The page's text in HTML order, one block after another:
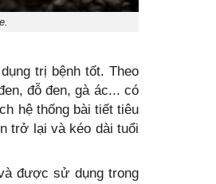
trị bệnh tốt. Theo
đỗ đen, gà ác... có
hệ thống bài tiết tiêu
trở lại và kéo dài tuổi
được sử dụng trong